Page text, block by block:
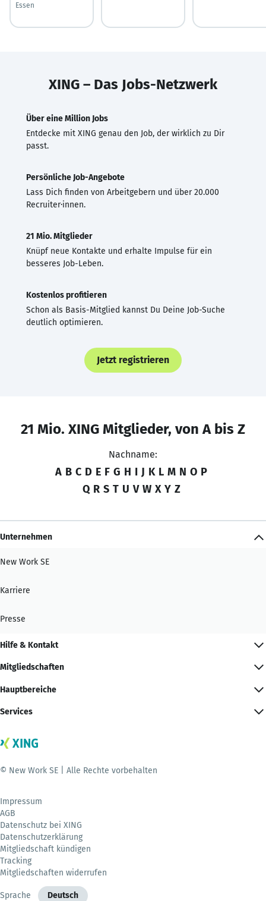
Essen
XING – Das Jobs-Netzwerk
Über eine Million Jobs
Entdecke mit XING genau den Job, der wirklich zu Dir
passt.
Persönliche Job-Angebote
Lass Dich finden von Arbeitgebern und über 20.000
Recruiter·innen.
21 Mio. Mitglieder
Knüpf neue Kontakte und erhalte Impulse für ein
besseres Job-Leben.
Kostenlos profitieren
Schon als Basis-Mitglied kannst Du Deine Job-Suche
deutlich optimieren.
Jetzt registrieren
21 Mio. XING Mitglieder, von A bis Z
Nachname:
A B C D E F G H I J K L M N O P
Q R S T U V W X Y Z
Unternehmen
New Work SE
Karriere
Presse
Hilfe & Kontakt
Mitgliedschaften
Hauptbereiche
Services
© New Work SE | Alle Rechte vorbehalten
Impressum
AGB
Datenschutz bei XING
Datenschutzerklärung
Mitgliedschaft kündigen
Tracking
Mitgliedschaften widerrufen
Sprache Deutsch